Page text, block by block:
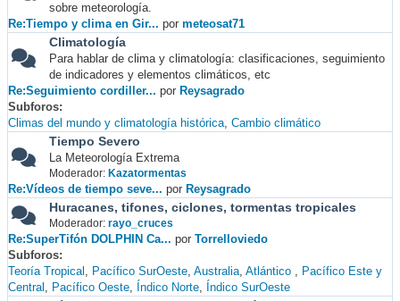
sobre meteorología.
Re:Tiempo y clima en Gir... por meteosat71
Climatología
Para hablar de clima y climatología: clasificaciones, seguimiento
de indicadores y elementos climáticos, etc
Re:Seguimiento cordiller... por Reysagrado
Subforos
Climas del mundo y climatología histórica Cambio climático
Tiempo Severo
La Meteorología Extrema
Moderador: Kazatormentas
Re:Vídeos de tiempo seve... por Reysagrado
Huracanes, tifones, ciclones, tormentas tropicales
Moderador: rayo_cruces
Re:SuperTifón DOLPHIN Ca... por Torrelloviedo
Subforos
Teoría Tropical
Pacífico SurOeste Australia Atlántico
Pacífico Este y
Central
Pacífico Oeste Índico Norte Índico SurOeste